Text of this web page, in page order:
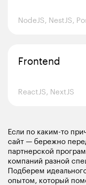
NodeJS, NestJS,
Frontend
ReactJS, NextJS
Если по каким-то
сайт — бережно
партнерской
компаний разной
Подберем
опытом, который